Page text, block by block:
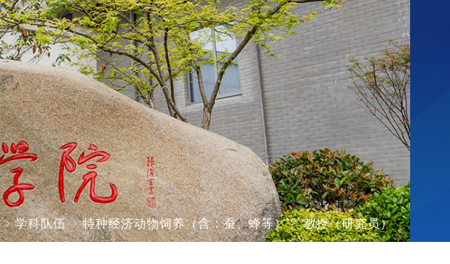
学科队伍 特种经济动物饲养（含：蚕、蜂等） 教授（研究员）